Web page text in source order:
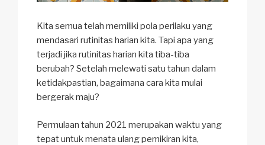
Kita semua telah memiliki pola perilaku yang
mendasari rutinitas harian kita. Tapi apa yang
terjadi jika rutinitas harian kita tiba-tiba
berubah? Setelah melewati satu tahun dalam
ketidakpastian, bagaimana cara kita mulai
bergerak maju?
Permulaan tahun 2021 merupakan waktu yang
tepat untuk menata ulang pemikiran kita,